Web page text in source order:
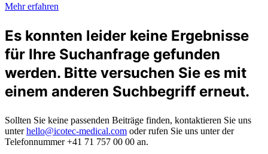
Mehr erfahren
Es konnten leider keine Ergebnisse
für Ihre Suchanfrage gefunden
werden. Bitte versuchen Sie es mit
einem anderen Suchbegriff erneut.
Sollten Sie keine passenden Beiträge finden, kontaktieren Sie uns
unterhello@icotec-medical.com oder rufen Sie uns unter der
Telefonnummer+41 71 757 00 00 an.